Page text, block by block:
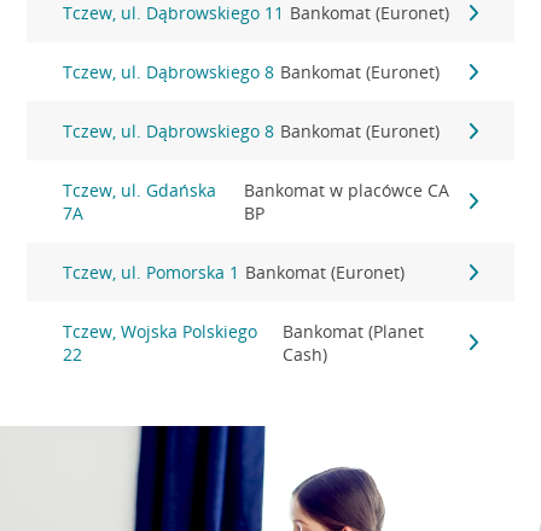
Tczew, ul. Dąbrowskiego 11 Bankomat (Euronet)
Tczew, ul. Dąbrowskiego 8 Bankomat (Euronet)
Tczew, ul. Dąbrowskiego 8 Bankomat (Euronet)
Tczew, ul. Gdańska
7A
Bankomat w placówce CA
BP
Tczew, ul. Pomorska 1 Bankomat (Euronet)
Tczew, Wojska Polskiego
22
Bankomat (Planet
Cash)